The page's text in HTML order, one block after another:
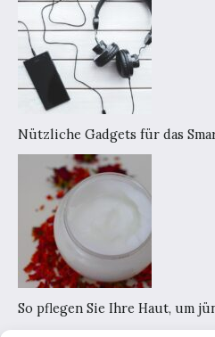
Nützliche Gadgets für das
So pflegen Sie Ihre Haut, um